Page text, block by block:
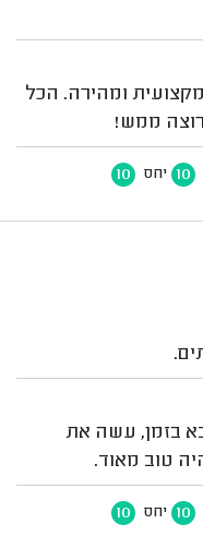
ומהירה. הכל
ממש!
10 יחס 10
בזמן, עשה את
טוב מאוד.
10 יחס 10